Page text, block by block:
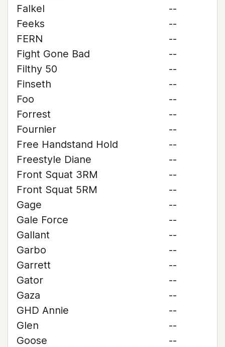
Falkel
--
Feeks
--
FERN
--
Fight Gone Bad
--
Filthy 50
--
Finseth
--
Foo
--
Forrest
--
Fournier
--
Free Handstand Hold
--
Freestyle Diane
--
Front Squat 3RM
--
Front Squat 5RM
--
Gage
--
Gale Force
--
Gallant
--
Garbo
--
Garrett
--
Gator
--
Gaza
--
GHD Annie
--
Glen
--
Goose
--